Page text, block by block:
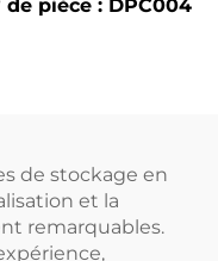
de pièce : DPC004
de stockage en
et la
remarquables.